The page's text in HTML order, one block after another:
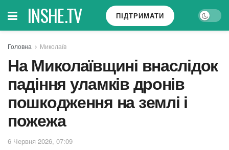
INSHE.TV ПІДТРИМАТИ
Головна Миколаїв
На Миколаївщині внаслідок
падіння уламків дронів
пошкодження на землі і
пожежа
6 Червня 2026, 07:09